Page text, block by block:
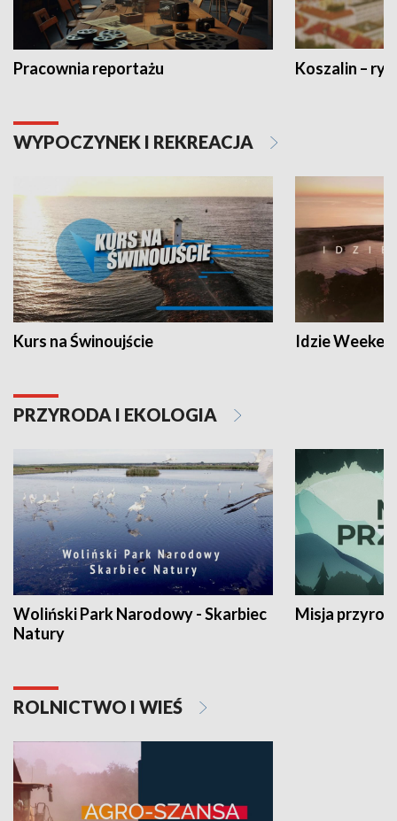
Pracownia reportażu Koszalin –
WYPOCZYNEK I REKREACJA
Kurs na Świnoujście Idzie
PRZYRODA I EKOLOGIA
Woliński Park Narodowy - Skarbiec
Natury
Misja
ROLNICTWO I WIEŚ